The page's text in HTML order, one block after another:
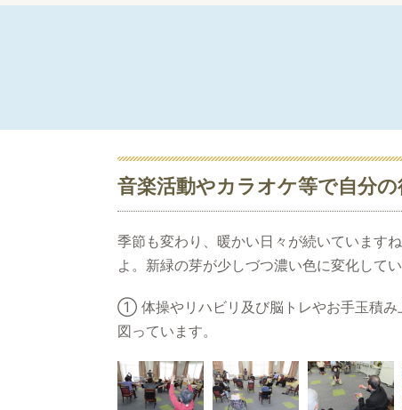
音楽活動やカラオケ等で自分
季節も変わり、暖かい日々が続いています
よ。新緑の芽が少しづつ濃い色に変化して
① 体操やリハビリ及び脳トレやお手玉積み
図っています。